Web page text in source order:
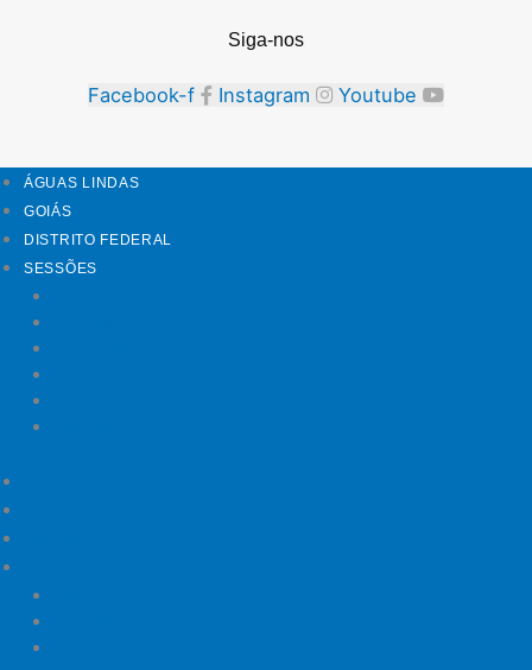
Siga-nos
Facebook-f Instagram Youtube
ÁGUAS LINDAS
GOIÁS
DISTRITO FEDERAL
SESSÕES